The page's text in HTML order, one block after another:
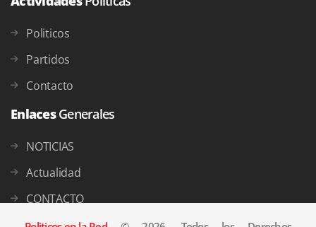
Politicos
Partidos
Contacto
EnlacesGenerales
NOTICIAS
Actualidad
CONTACTO